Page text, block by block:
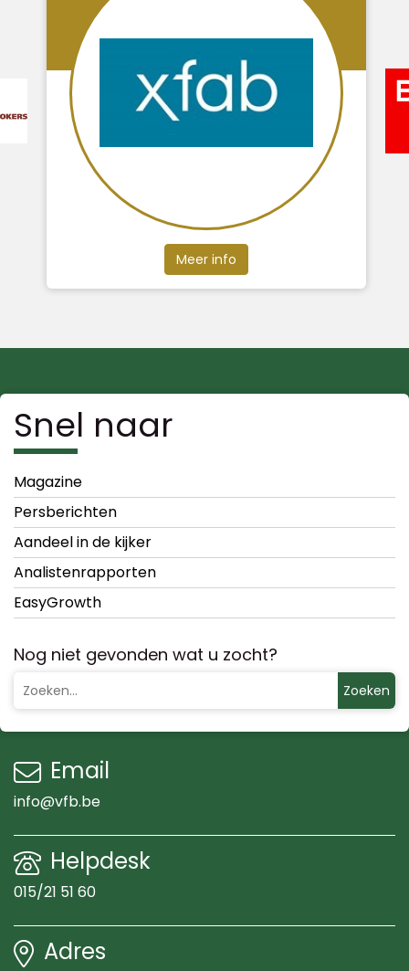
Meer info
Snel naar
Magazine
Persberichten
Aandeel in de kijker
Analistenrapporten
EasyGrowth
Nog niet gevonden wat u zocht?
Zoeken
Email
info@vfb.be
Helpdesk
015/21 51 60
Adres